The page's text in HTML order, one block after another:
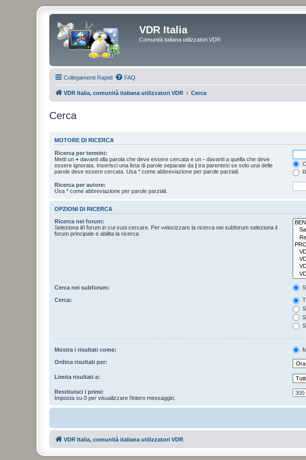
VDR Italia
Comunità italiana utilizzatori VDR
Collegamenti Rapidi FAQ
VDR Italia, comunità italiana utilizzatori VDR Cerca
Cerca
MOTORE DI RICERCA
Ricerca per termini:
Metti un + davanti alla parola che deve essere cercata e un - davanti a quella che deve
essere ignorata. Inserisci una lista di parole separate da | tra parentesi se solo una delle
parole deve essere cercata. Usa * come abbreviazione per parole parziali.
Ricerca per autore:
Usa * come abbreviazione per parole parziali.
OPZIONI DI RICERCA
Ricerca nei forum:
Seleziona il/i forum in cui vuoi cercare. Per velocizzare la ricerca nei subforum seleziona il
forum principale e abilita la ricerca.
Cerca nei subforum:
Cerca:
Mostra i risultati come:
Ordina risultati per:
Limita risultati a:
Restituisci i primi:
Imposta su 0 per visualizzare l’intero messaggio.
VDR Italia, comunità italiana utilizzatori VDR